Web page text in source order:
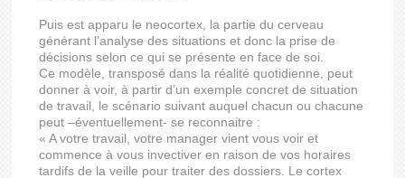
Puis est apparu le neocortex, la partie du cerveau
générant l’analyse des situations et donc la prise de
décisions selon ce qui se présente en face de soi.
Ce modèle, transposé dans la réalité quotidienne, peut
donner à voir, à partir d’un exemple concret de situation
de travail, le scénario suivant auquel chacun ou chacune
peut –éventuellement- se reconnaitre :
« A votre travail, votre manager vient vous voir et
commence à vous invectiver en raison de vos horaires
tardifs de la veille pour traiter des dossiers. Le cortex